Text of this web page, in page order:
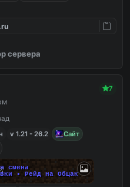
сервера
7
v 1.21 - 26.2
Сайт
смена
• Рейд на Общак